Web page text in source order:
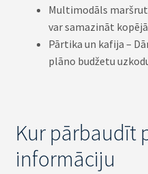
Multimodāls
var samazināt
Pārtika un kafija –
plāno budžetu
Kur pārbaudīt
informāciju